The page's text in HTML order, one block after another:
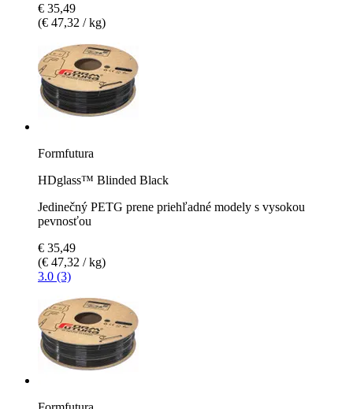
€ 35,49
(€ 47,32 / kg)
Formfutura
HDglass™ Blinded Black
Jedinečný PETG prene priehľadné modely s vysokou
pevnosťou
€ 35,49
(€ 47,32 / kg)
3.0 (3)